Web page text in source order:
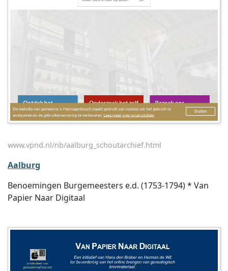
www.vpnd.nl/nb/aalburg_schoutarchief.html
Aalburg
Benoemingen Burgemeesters e.d. (1753-1794) * Van
Papier Naar Digitaal